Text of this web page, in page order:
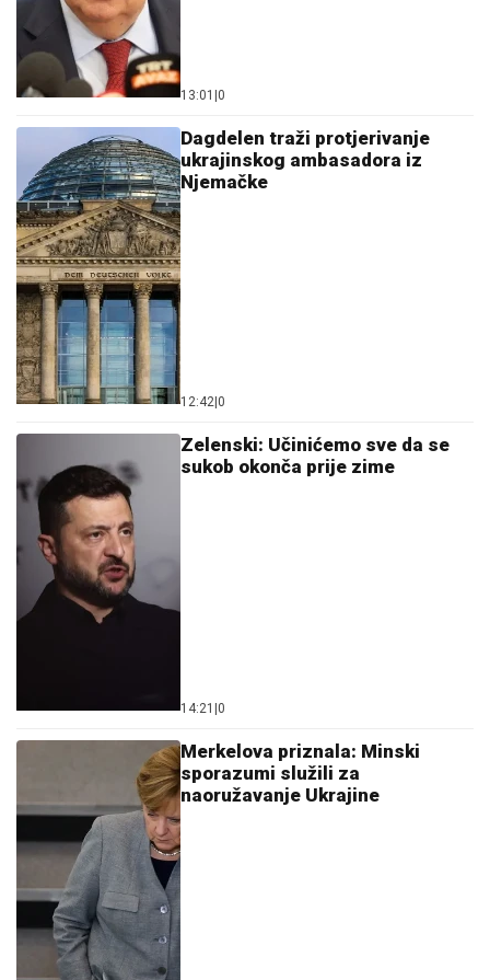
13:01 0
Dagdelen traži protjerivanje
ukrajinskog ambasadora iz
Njemačke
12:42 0
Zelenski: Učinićemo sve da se
sukob okonča prije zime
14:21 0
Merkelova priznala: Minski
sporazumi služili za
naoružavanje Ukrajine